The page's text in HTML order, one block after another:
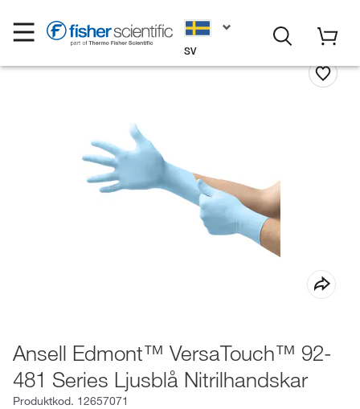
SV
Ansell Edmont™ VersaTouch™ 92-
481 Series Ljusblå Nitrilhandskar
Produktkod. 12657071